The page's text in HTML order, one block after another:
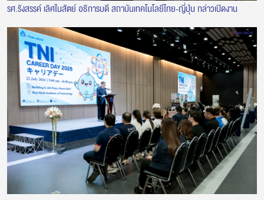
รศ.รังสรรค์ เลิศในสัตย์ อธิการบดี สถาบันเทคโนโลยีไทย-ญี่ปุ่น กล่าวเปิดงาน